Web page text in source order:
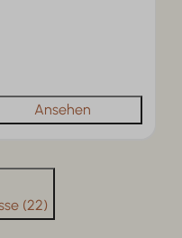
Ansehen
(22)